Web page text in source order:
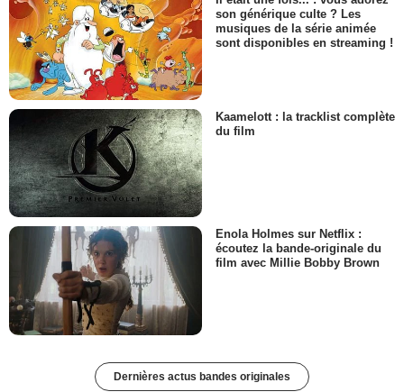
son générique culte ? Les
musiques de la série animée
sont disponibles en streaming !
Kaamelott : la tracklist complète
du film
Enola Holmes sur Netflix :
écoutez la bande-originale du
film avec Millie Bobby Brown
Dernières actus bandes originales